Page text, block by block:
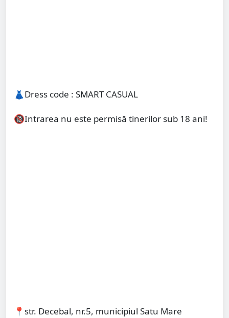
👗Dress code : SMART CASUAL
🔞Intrarea nu este permisă tinerilor sub 18 ani!
📍str. Decebal, nr.5, municipiul Satu Mare